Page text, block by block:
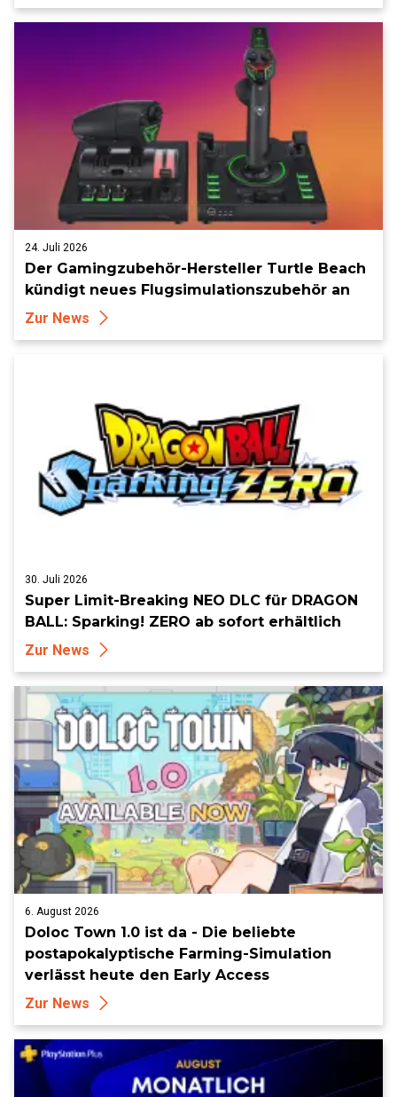
24. Juli 2026
Der Gamingzubehör-Hersteller Turtle Beach
kündigt neues Flugsimulationszubehör an
Zur News
30. Juli 2026
Super Limit-Breaking NEO DLC für DRAGON
BALL: Sparking! ZERO ab sofort erhältlich
Zur News
6. August 2026
Doloc Town 1.0 ist da - Die beliebte
postapokalyptische Farming-Simulation
verlässt heute den Early Access
Zur News